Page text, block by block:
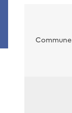
Commune